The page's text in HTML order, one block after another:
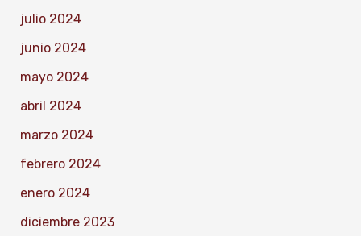
julio 2024
junio 2024
mayo 2024
abril 2024
marzo 2024
febrero 2024
enero 2024
diciembre 2023